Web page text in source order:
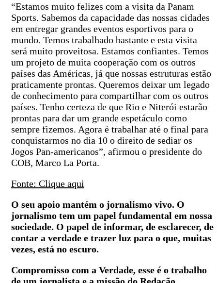
“Estamos muito felizes com a visita da Panam
Sports. Sabemos da capacidade das nossas cidades
em entregar grandes eventos esportivos para o
mundo. Temos trabalhado bastante e esta visita
será muito proveitosa. Estamos confiantes. Temos
um projeto de muita cooperação com os outros
países das Américas, já que nossas estruturas estão
praticamente prontas. Queremos deixar um legado
de conhecimento para compartilhar com os outros
países. Tenho certeza de que Rio e Niterói estarão
prontas para dar um grande espetáculo como
sempre fizemos. Agora é trabalhar até o final para
conquistarmos no dia 10 o direito de sediar os
Jogos Pan-americanos”, afirmou o presidente do
COB, Marco La Porta.
Fonte: Clique aqui
O seu apoio mantém o jornalismo vivo. O
jornalismo tem um papel fundamental em nossa
sociedade. O papel de informar, de esclarecer, de
contar a verdade e trazer luz para o que, muitas
vezes, está no escuro.
Compromisso com a Verdade, esse é o trabalho